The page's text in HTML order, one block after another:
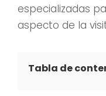
especializadas
aspecto de la
Tabla de